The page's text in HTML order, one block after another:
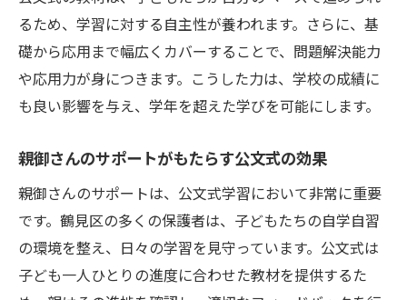
るため、学習に対する自主性が養われます。さらに、基
礎から応用まで幅広くカバーすることで、問題解決能力
や応用力が身につきます。こうした力は、学校の成績に
も良い影響を与え、学年を超えた学びを可能にします。
親御さんのサポートがもたらす公文式の効果
親御さんのサポートは、公文式学習において非常に重要
です。鶴見区の多くの保護者は、子どもたちの自学自習
の環境を整え、日々の学習を見守っています。公文式は
子ども一人ひとりの進度に合わせた教材を提供するた